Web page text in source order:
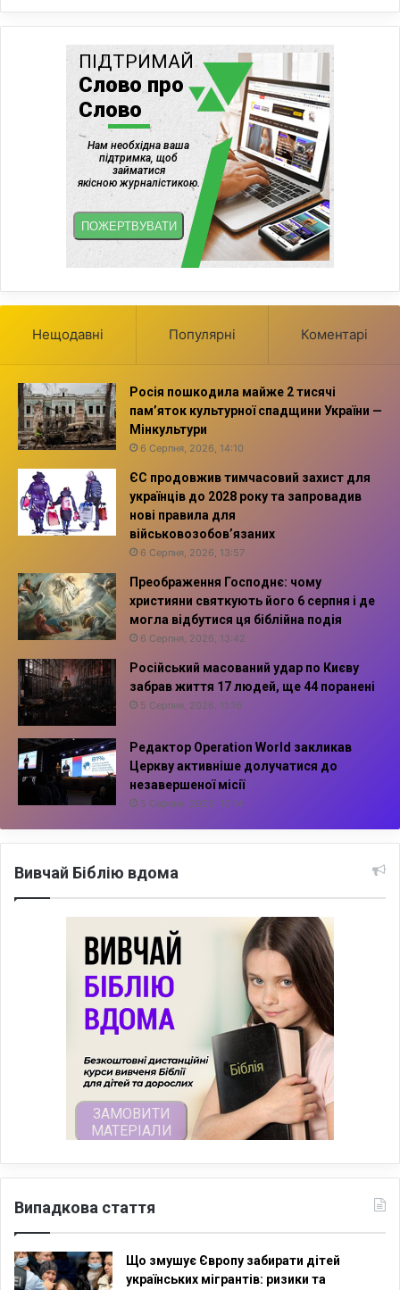
Нещодавні Популярні Коментарі
Росія пошкодила майже 2 тисячі
пам’яток культурної спадщини України —
Мінкультури
6 Серпня, 2026, 14:10
ЄС продовжив тимчасовий захист для
українців до 2028 року та запровадив
нові правила для
військовозобов’язаних
6 Серпня, 2026, 13:57
Преображення Господнє: чому
християни святкують його 6 серпня і де
могла відбутися ця біблійна подія
6 Серпня, 2026, 13:42
Російський масований удар по Києву
забрав життя 17 людей, ще 44 поранені
5 Серпня, 2026, 11:16
Редактор Operation World закликав
Церкву активніше долучатися до
незавершеної місії
5 Серпня, 2026, 10:14
Вивчай Біблію вдома
Випадкова стаття
Що змушує Європу забирати дітей
українських мігрантів: ризики та